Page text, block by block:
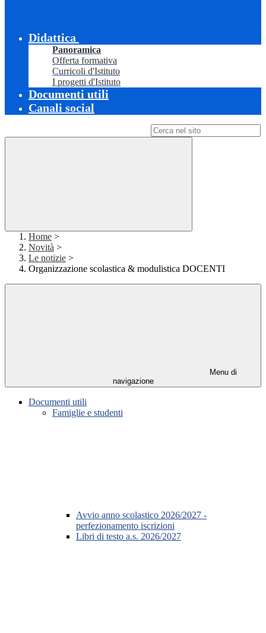
Didattica
Panoramica
Offerta formativa
Curricoli d'Istituto
I progetti d'Istituto
Documenti utili
Canali social
Home >
Novità >
Le notizie >
Organizzazione scolastica & modulistica DOCENTI
Menu di
navigazione
Documenti utili
Famiglie e studenti
Avvio anno scolastico 2026/2027 -
perfezionamento iscrizioni
Libri di testo a.s. 2026/2027